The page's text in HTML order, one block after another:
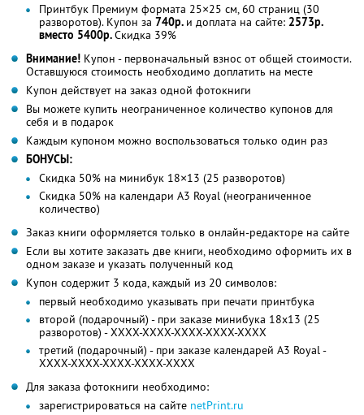
Принтбук Премиум формата 25×25 см, 60 страниц (30
разворотов). Купон за 740р. и доплата на сайте: 2573р.
вместо 5400р.Скидка 39%
Внимание! Купон - первоначальный взнос от общей стоимости.
Оставшуюся стоимость необходимо доплатить на месте
Купон действует на заказ одной фотокниги
Вы можете купить неограниченное количество купонов для
себя и в подарок
Каждым купоном можно воспользоваться только один раз
БОНУСЫ:
Скидка 50% на минибук 18×13 (25 разворотов)
Скидка 50% на календари А3 Royal (неограниченное
количество)
Заказ книги оформляется только в онлайн-редакторе на сайте
Если вы хотите заказать две книги, необходимо оформить их в
одном заказе и указать полученный код
Купон содержит 3 кода, каждый из 20 символов:
первый необходимо указывать при печати принтбука
второй (подарочный) - при заказе минибука 18х13 (25
разворотов) - XXXX-XXXX-XXXX-XXXX-XXXX
третий (подарочный) - при заказе календарей А3 Royal -
XXXX-XXXX-XXXX-XXXX-XXXX
Для заказа фотокниги необходимо:
зарегистрироваться на сайте netPrint.ru